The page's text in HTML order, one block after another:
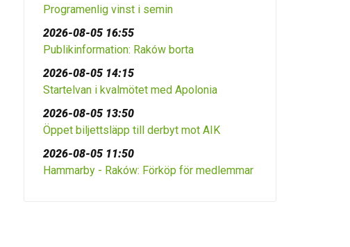
Programenlig vinst i semin
2026-08-05 16:55
Publikinformation: Raków borta
2026-08-05 14:15
Startelvan i kvalmötet med Apolonia
2026-08-05 13:50
Öppet biljettsläpp till derbyt mot AIK
2026-08-05 11:50
Hammarby - Raków: Förköp för medlemmar